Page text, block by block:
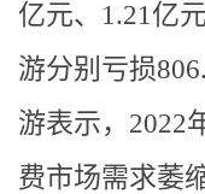
亿元、1.21亿
游分别亏损
游表示，2022
费市场需求萎